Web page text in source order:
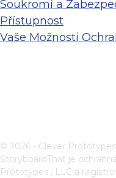
Soukromí a
Přístupnost
Vaše Možnosti
© 2026 - Clever
StoryboardThat je
Prototypes , LLC a